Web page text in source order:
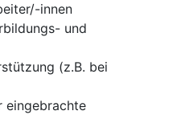
innen
und
(z.B. bei
eingebrachte